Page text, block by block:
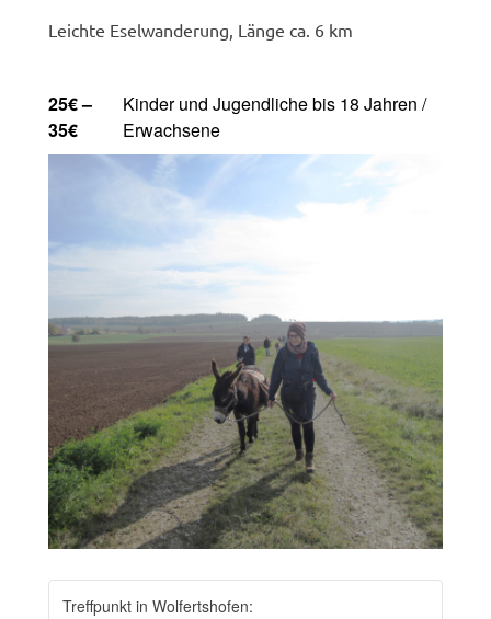
Leichte Eselwanderung, Länge ca. 6 km
25€ –
35€
Kinder und Jugendliche bis 18 Jahren /
Erwachsene
Treffpunkt in Wolfertshofen: